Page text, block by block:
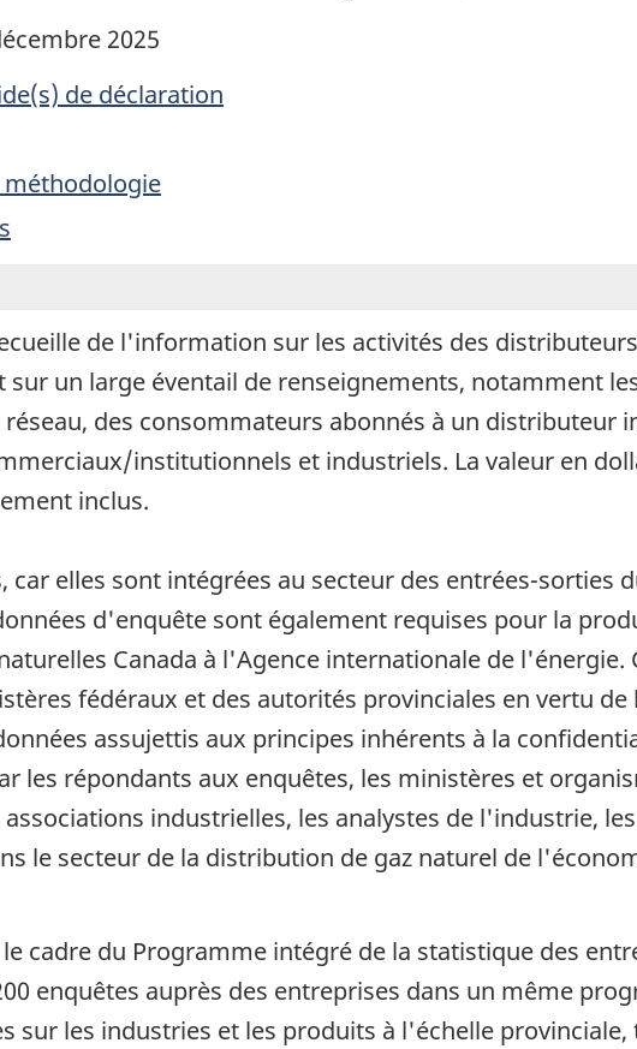
2025
de déclaration
méthodologie
de l'information sur les activités des
un large éventail de renseignements, notamment
des consommateurs abonnés à un distributeur
institutionnels et industriels. La valeur en
inclus.
car elles sont intégrées au secteur des entrées-sorties
d'enquête sont également requises pour la
Canada à l'Agence internationale de l'énergie.
fédéraux et des autorités provinciales en vertu
assujettis aux principes inhérents à la
les répondants aux enquêtes, les ministères et
industrielles, les analystes de l'industrie,
le secteur de la distribution de gaz naturel de
cadre du Programme intégré de la statistique des
enquêtes auprès des entreprises dans un même
sur les industries et les produits à l'échelle